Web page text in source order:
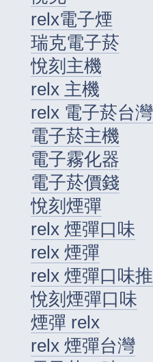
relx電子煙
瑞克電子菸
悅刻主機
relx 主機
relx 電子菸台灣
電子菸主機
電子霧化器
電子菸價錢
悅刻煙彈
relx 煙彈口味
relx 煙彈
relx 煙彈口味
悅刻煙彈口味
煙彈 relx
relx 煙彈台灣